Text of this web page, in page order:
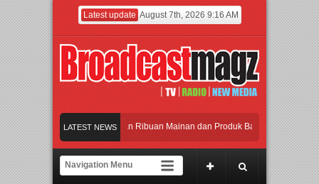
Latest update August 7th, 2026 9:16 AM
LATEST NEWS
Meramaikan Jakarta dengan Ribuan Mainan dan Produk Bayi dari Seluruh
Menjadi Gerbang Inovasi dan Peluang Bisnis Industri Gifts dan Housewares